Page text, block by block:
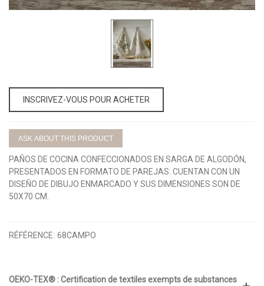
INSCRIVEZ-VOUS POUR ACHETER
ASK ABOUT THIS PRODUCT
PAÑOS DE COCINA CONFECCIONADOS EN SARGA DE ALGODÓN,
PRESENTADOS EN FORMATO DE PAREJAS. CUENTAN CON UN
DISEÑO DE DIBUJO ENMARCADO Y SUS DIMENSIONES SON DE
50X70 CM.
RÉFÉRENCE: 68CAMPO
OEKO-TEX® : Certification de textiles exempts de substances